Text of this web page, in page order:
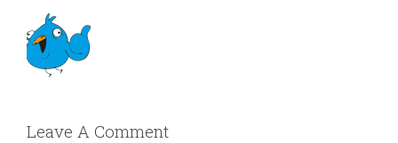
Leave A Comment